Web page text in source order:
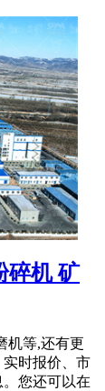
碎机 矿
机等,还有更
时报价、市
您还可以在